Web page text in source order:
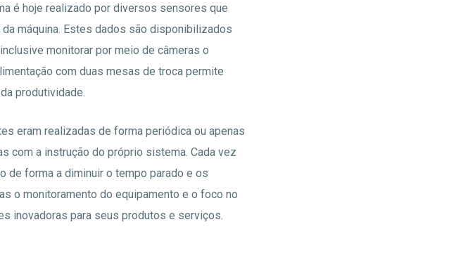
é hoje realizado por diversos sensores que
máquina. Estes dados são disponibilizados
monitorar por meio de câmeras o
com duas mesas de troca permite
produtividade.
eram realizadas de forma periódica ou apenas
com a instrução do próprio sistema. Cada vez
de forma a diminuir o tempo parado e os
o monitoramento do equipamento e o foco no
inovadoras para seus produtos e serviços.